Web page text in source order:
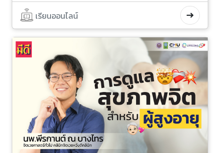
เรียนออนไลน์